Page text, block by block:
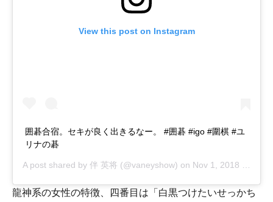
View this post on Instagram
囲碁合宿。セキが良く出きるなー。 #囲碁 #igo #圍棋 #ユ
リナの碁
A post shared by 伴 英将 (@vaneyshow) on Nov 1, 2018 at 10:07am PDT
龍神系の女性の特徴、四番目は「白黒つけたいせっかち